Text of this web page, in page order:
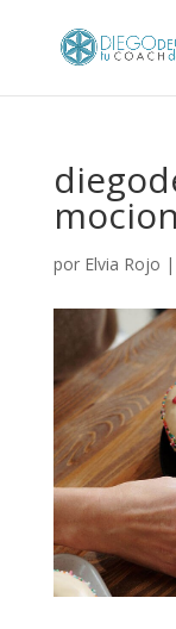
por Elvia Rojo |